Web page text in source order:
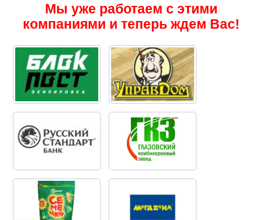
Мы уже работаем с этими
компаниями и теперь ждем Вас!